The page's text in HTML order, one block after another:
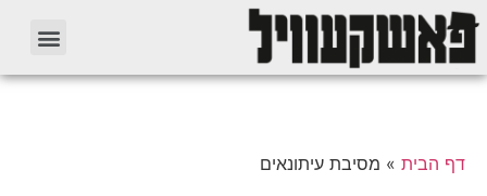
דף הבית » מסיבת עיתונאים